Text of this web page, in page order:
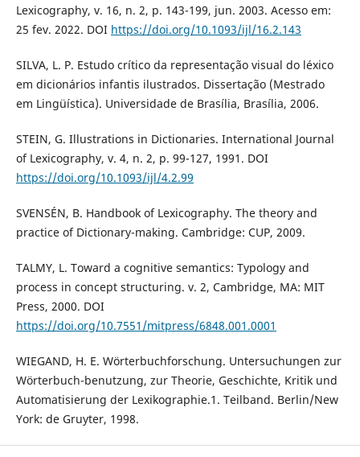
Lexicography, v. 16, n. 2, p. 143-199, jun. 2003. Acesso em:
25 fev. 2022. DOI https://doi.org/10.1093/ijl/16.2.143
SILVA, L. P. Estudo crítico da representação visual do léxico
em dicionários infantis ilustrados. Dissertação (Mestrado
em Lingüística). Universidade de Brasília, Brasília, 2006.
STEIN, G. Illustrations in Dictionaries. International Journal
of Lexicography, v. 4, n. 2, p. 99-127, 1991. DOI
https://doi.org/10.1093/ijl/4.2.99
SVENSÉN, B. Handbook of Lexicography. The theory and
practice of Dictionary-making. Cambridge: CUP, 2009.
TALMY, L. Toward a cognitive semantics: Typology and
process in concept structuring. v. 2, Cambridge, MA: MIT
Press, 2000. DOI
https://doi.org/10.7551/mitpress/6848.001.0001
WIEGAND, H. E. Wörterbuchforschung. Untersuchungen zur
Wörterbuch-benutzung, zur Theorie, Geschichte, Kritik und
Automatisierung der Lexikographie.1. Teilband. Berlin/New
York: de Gruyter, 1998.